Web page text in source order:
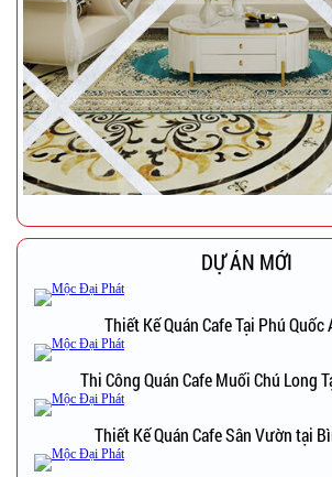
DỰ ÁN MỚI
Thiết Kế Quán Cafe Tại Phú Quốc
Thi Công Quán Cafe Muối Chú Long
Thiết Kế Quán Cafe Sân Vườn tại